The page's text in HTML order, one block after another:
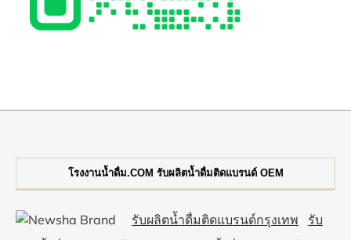
โรงงานน้ำดื่ม.COM รับผลิตน้ำดื่มติดแบรนด์ OEM
รับผลิตน้ำดื่มติดแบรนด์กรุงเทพ
รับ